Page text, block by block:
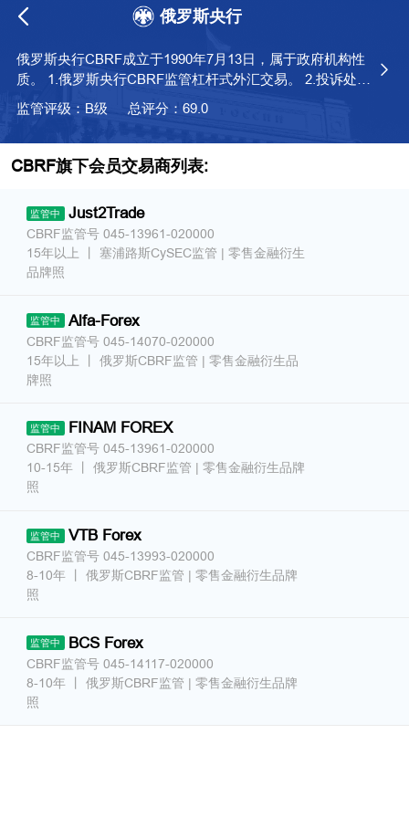
维权版
俄罗斯央行
俄罗斯央行CBRF成立于1990年7月13日，属于政府机构性
质。 1.俄罗斯央行CBRF监管杠杆式外汇交易。 2.投诉处
理，可以直接在央行俄语网站提交投诉。
监管评级：B级 总评分：69.0
CBRF旗下会员交易商列表:
监管中 Just2Trade
CBRF监管号 045-13961-020000
15年以上
塞浦路斯CySEC监管 | 零售金融衍生
品牌照
监管中 Alfa-Forex
CBRF监管号 045-14070-020000
15年以上
俄罗斯CBRF监管 | 零售金融衍生品
牌照
监管中 FINAM FOREX
CBRF监管号 045-13961-020000
10-15年丨 俄罗斯CBRF监管 | 零售金融衍生品牌
照
监管中 VTB Forex
CBRF监管号 045-13993-020000
8-10年丨 俄罗斯CBRF监管 | 零售金融衍生品牌
照
监管中 BCS Forex
CBRF监管号 045-14117-020000
8-10年丨 俄罗斯CBRF监管 | 零售金融衍生品牌
照